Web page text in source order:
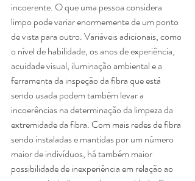
incoerente. O que uma pessoa considera
limpo pode variar enormemente de um ponto
de vista para outro. Variáveis adicionais, como
o nível de habilidade, os anos de experiência,
acuidade visual, iluminação ambiental e a
ferramenta da inspeção da fibra que está
sendo usada podem também levar a
incoerências na determinação da limpeza da
extremidade da fibra. Com mais redes de fibra
sendo instaladas e mantidas por um número
maior de indivíduos, há também maior
possibilidade de inexperiência em relação ao